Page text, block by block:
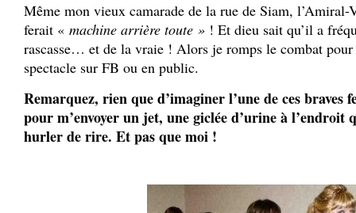
Même mon vieux camarade de la rue de Siam,
ferait « machine arrière toute » ! Et dieu sait qu’il a
rascasse… et de la vraie ! Alors je romps le combat pour
spectacle sur FB ou en public.
Remarquez, rien que d’imaginer l’une de ces braves
pour m’envoyer un jet, une giclée d’urine à l’endroit
hurler de rire. Et pas que moi !